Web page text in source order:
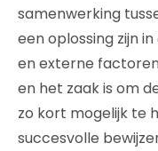
samenwerking
een oplossing zijn
en externe
en het zaak is om
zo kort mogelijk te
succesvolle